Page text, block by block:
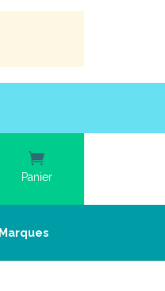
Panier
Marques